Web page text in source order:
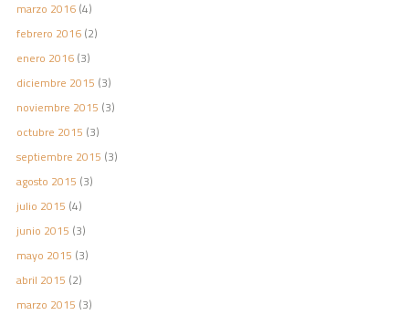
marzo 2016(4)
febrero 2016(2)
enero 2016(3)
diciembre 2015 (3)
noviembre 2015 (3)
octubre 2015 (3)
septiembre 2015 (3)
agosto 2015 (3)
julio 2015 (4)
junio 2015 (3)
mayo 2015 (3)
abril 2015 (2)
marzo 2015 (3)